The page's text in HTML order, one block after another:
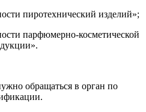
пиротехнический изделий»;
парфюмерно-косметической
обращаться в орган по